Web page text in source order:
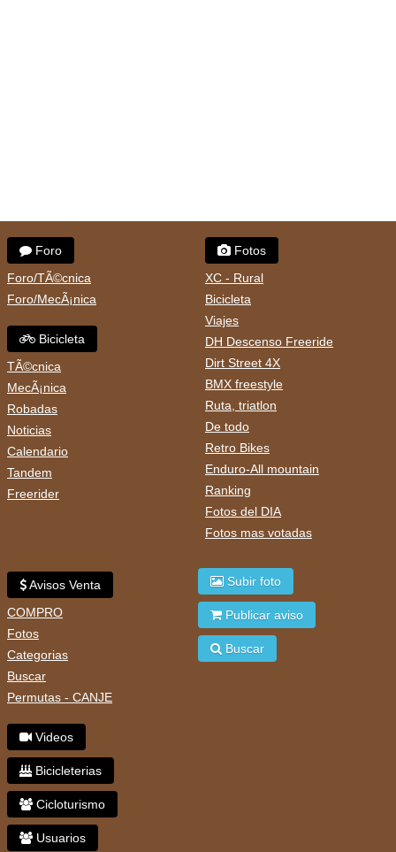
Foro
Foro/TÃ©cnica
Foro/MecÃ¡nica
Bicicleta
TÃ©cnica
MecÃ¡nica
Robadas
Noticias
Calendario
Tandem
Freerider
Fotos
XC - Rural
Bicicleta
Viajes
DH Descenso Freeride
Dirt Street 4X
BMX freestyle
Ruta, triatlon
De todo
Retro Bikes
Enduro-All mountain
Ranking
Fotos del DIA
Fotos mas votadas
Avisos Venta
COMPRO
Fotos
Categorias
Buscar
Permutas - CANJE
Videos
Bicicleterias
Cicloturismo
Usuarios
Subir foto
Publicar aviso
Buscar